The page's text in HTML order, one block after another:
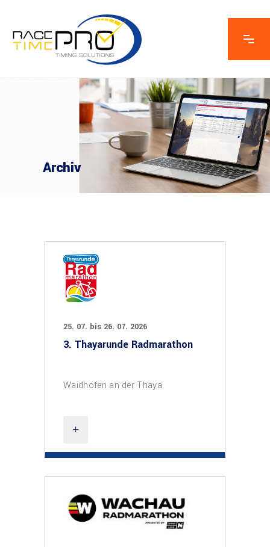
Archiv
25. 07. bis 26. 07. 2026
3. Thayarunde Radmarathon
Waidhofen an der Thaya